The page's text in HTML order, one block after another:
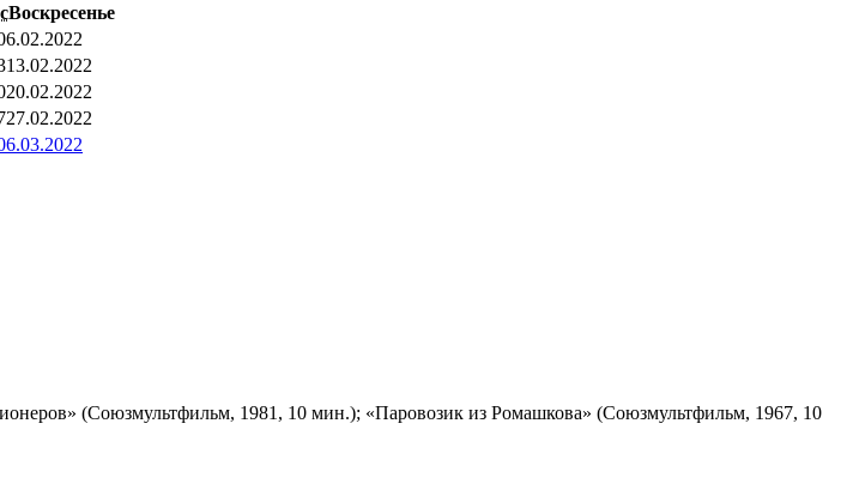
Воскресенье
13.02.2022
20.02.2022
27.02.2022
(Союзмультфильм, 1981, 10 мин.); «Паровозик из Ромашкова» (Союзмультфильм, 1967, 10